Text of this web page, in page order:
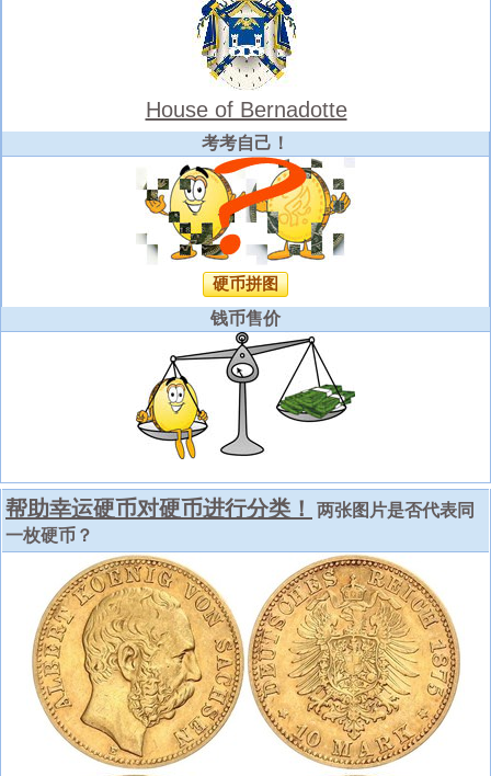
House of Bernadotte
考考自己！
硬币拼图
钱币售价
帮助幸运硬币对硬币进行分类！
两张图片是否代表同
一枚硬币？